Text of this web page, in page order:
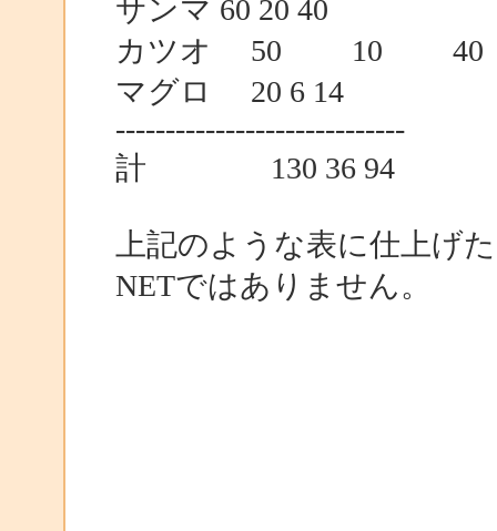
サンマ 60 20 40
カツオ 50 10
マグロ 20 6 14
-----------------------------
計 130 36 94
上記のような表に仕上げ
NETではありません。